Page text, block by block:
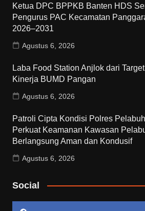
Ketua DPC BPPKB Banten HDS
Pengurus PAC Kecamatan
2026–2031
Agustus 6, 2026
Laba Food Station Anjlok dari
Kinerja BUMD Pangan
Agustus 6, 2026
Patroli Cipta Kondisi Polres
Perkuat Keamanan Kawasan
Berlangsung Aman dan Kondusif
Agustus 6, 2026
Social